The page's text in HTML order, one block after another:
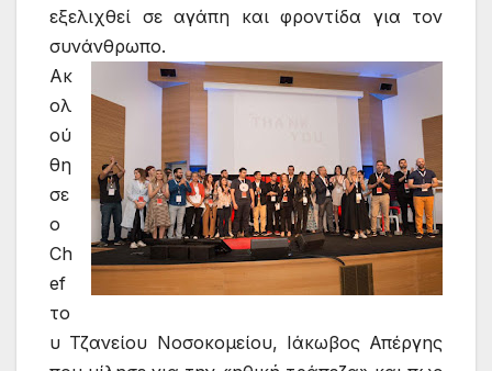
εξελιχθεί σε αγάπη και φροντίδα για τον
συνάνθρωπο.
Ακ
ολ
ού
θη
σε
ο
Ch
ef
το
υ Τζανείου Νοσοκομείου, Ιάκωβος Απέργης